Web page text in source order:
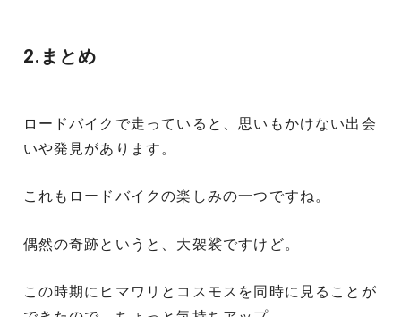
2.まとめ
ロードバイクで走っていると、思いもかけない出会
いや発見があります。
これもロードバイクの楽しみの一つですね。
偶然の奇跡というと、大袈裟ですけど。
この時期にヒマワリとコスモスを同時に見ることが